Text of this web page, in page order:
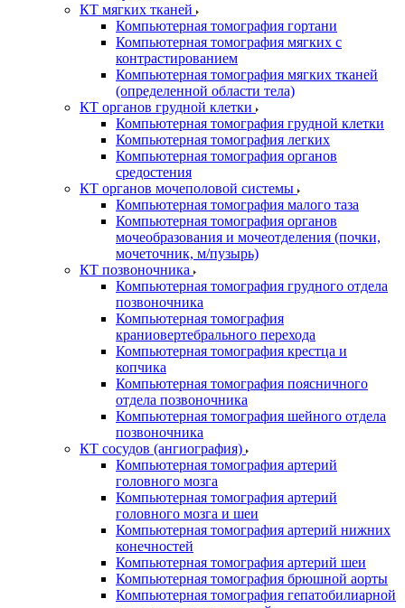
КТ мягких тканей
Компьютерная томография гортани
Компьютерная томография мягких с
контрастированием
Компьютерная томография мягких тканей
(определенной области тела)
КТ органов грудной клетки
Компьютерная томография грудной клетки
Компьютерная томография легких
Компьютерная томография органов
средостения
КТ органов мочеполовой системы
Компьютерная томография малого таза
Компьютерная томография органов
мочеобразования и мочеотделения (почки,
мочеточник, м/пузырь)
КТ позвоночника
Компьютерная томография грудного отдела
позвоночника
Компьютерная томография
краниовертебрального перехода
Компьютерная томография крестца и
копчика
Компьютерная томография поясничного
отдела позвоночника
Компьютерная томография шейного отдела
позвоночника
КТ сосудов (ангиография)
Компьютерная томография артерий
головного мозга
Компьютерная томография артерий
головного мозга и шеи
Компьютерная томография артерий нижних
конечностей
Компьютерная томография артерий шеи
Компьютерная томография брюшной аорты
Компьютерная томография гепатобилиарной